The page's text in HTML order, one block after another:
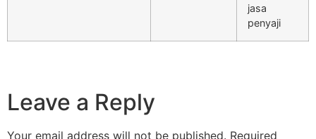
jasa
penyaji
Leave a Reply
Your email address will not be published. Required